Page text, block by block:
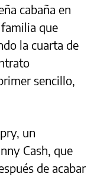
cabaña en
que
la cuarta de
sencillo,
un
Cash, que
de acabar